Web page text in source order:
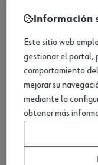
Set de
Información
Este sitio web
gestionar el portal,
comportamiento
mejorar su
mediante la
obtener más